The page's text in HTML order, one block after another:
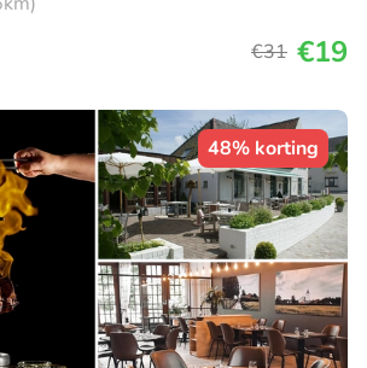
€31 €19
48% korting